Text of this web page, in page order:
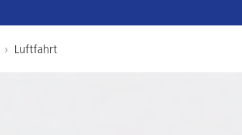
› Luftfahrt